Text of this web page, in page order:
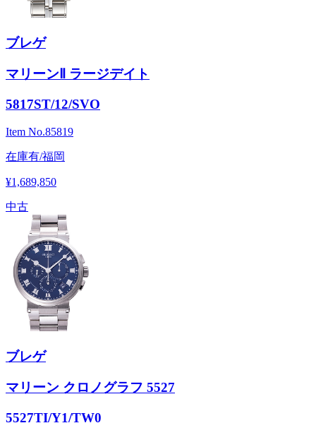
ブレゲ
マリーンⅡ ラージデイト
5817ST/12/SVO
Item No.85819
在庫有/福岡
¥1,689,850
中古
ブレゲ
マリーン クロノグラフ 5527
5527TI/Y1/TW0